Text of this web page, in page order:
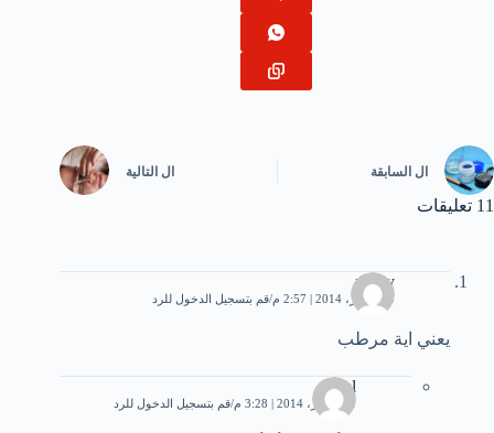
ال السابقة ال التالية
11 تعليقات
mony
10 أكتوبر، 2014 | 2:57 م قم بتسجيل الدخول للرد
يعني اية مرطب
aseel
11 أكتوبر، 2014 | 3:28 م قم بتسجيل الدخول للرد